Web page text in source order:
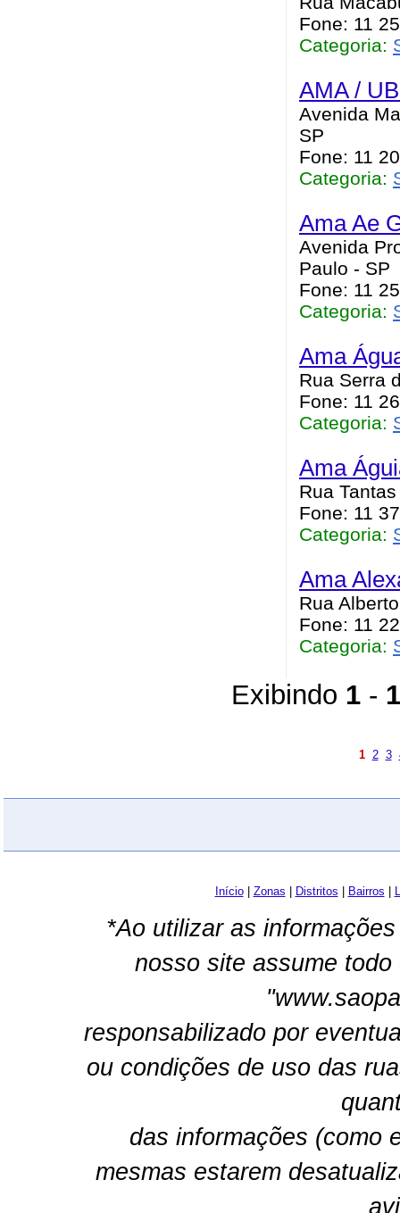
Fone: 11
Categoria:
AMA /
Avenida
SP
Fone: 11
Categoria:
Ama Ae
Avenida
Paulo - SP
Fone: 11
Categoria:
Ama
Rua Serra
Fone: 11
Categoria:
Ama
Rua
Fone: 11
Categoria:
Ama
Rua
Fone: 11
Categoria:
Exibindo 1 -
1 2 3
Início| Zonas Distritos Bairros
*Ao utilizar as
nosso site assume
responsabilizado por
ou condições de uso das
das informações (como
mesmas estarem